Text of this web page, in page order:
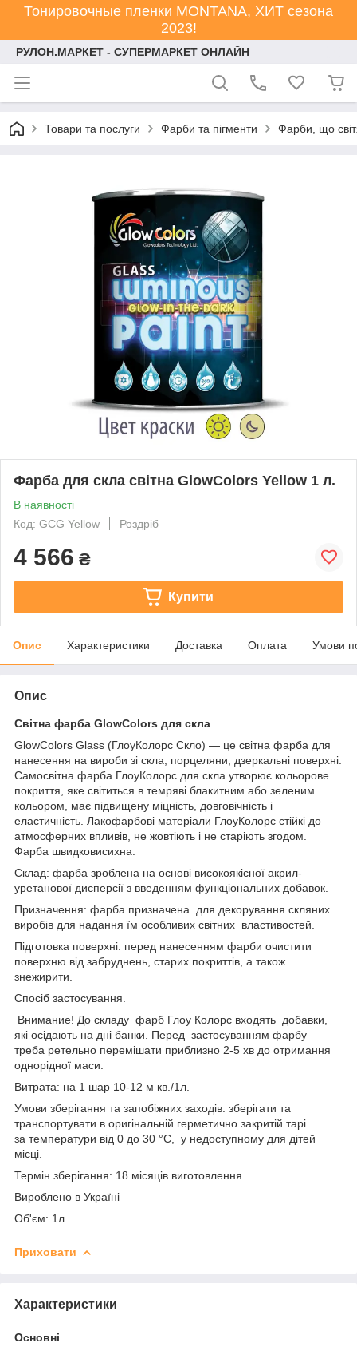
Тонировочные пленки MONTANA, ХИТ сезона
2023!
РУЛОН.МАРКЕТ - СУПЕРМАРКЕТ ОНЛАЙН
Товари та послуги Фарби та пігменти Фарби, що
Фарба для скла світна GlowColors Yellow 1 л.
В наявності
Код: GCG Yellow
Роздріб
4 566 ₴
Купити
Опис Характеристики Доставка Оплата Умови
Опис
Світна фарба GlowColors для скла
GlowColors Glass (ГлоуКолорс Скло) — це світна фарба для
нанесення на вироби зі скла, порцеляни, дзеркальні поверхні.
Самосвітна фарба ГлоуКолорс для скла утворює кольорове
покриття, яке світиться в темряві блакитним або зеленим
кольором, має підвищену міцність, довговічність і
еластичність. Лакофарбові матеріали ГлоуКолорс стійкі до
атмосферних впливів, не жовтіють і не старіють згодом.
Фарба швидковисихна.
Склад: фарба зроблена на основі високоякісної акрил-
уретанової дисперсії з введенням функціональних добавок.
Призначення: фарба призначена для декорування скляних
виробів для надання їм особливих світних властивостей.
Підготовка поверхні: перед нанесенням фарби очистити
поверхню від забруднень, старих покриттів, а також
знежирити.
Спосіб застосування.
Внимание! До складу фарб Глоу Колорс входять добавки,
які осідають на дні банки. Перед застосуванням фарбу
треба ретельно перемішати приблизно 2-5 хв до отримання
однорідної маси.
Витрата: на 1 шар 10-12 м кв./1л.
Умови зберігання та запобіжних заходів: зберігати та
транспортувати в оригінальній герметично закритій тарі
за температури від 0 до 30 °C, у недоступному для дітей
місці.
Термін зберігання: 18 місяців виготовлення
Вироблено в Україні
Об'єм: 1л.
Приховати
Характеристики
Основні